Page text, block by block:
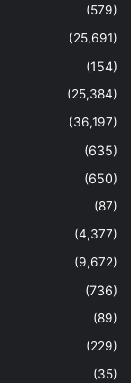
(579)
(25,691)
(154)
(25,384)
(36,197)
(635)
(650)
(87)
(4,377)
(9,672)
(736)
(89)
(229)
(35)